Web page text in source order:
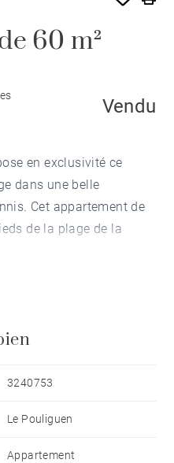
60 m²
Vendu
en exclusivité ce
dans une belle
Cet appartement de
de la plage de la
s'ouvrant vers un balcon
la piscine. Cet
comprends également
la quote-part de charges
disponibles sur le
3240753
Le Pouliguen
Appartement